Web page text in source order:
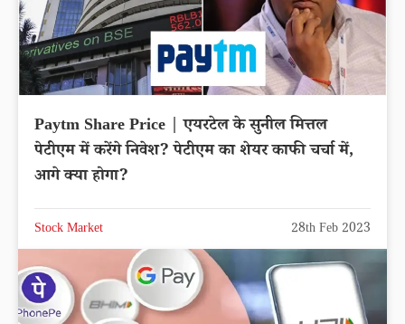
Paytm Share Price | एयरटेल के सुनील मित्तल
पेटीएम में करेंगे निवेश? पेटीएम का शेयर काफी चर्चा में,
आगे क्या होगा?
Stock Market 28th Feb 2023